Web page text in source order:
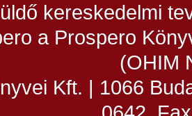
kereskedelmi
a Prospero
(OHIM
Kft. | 1066